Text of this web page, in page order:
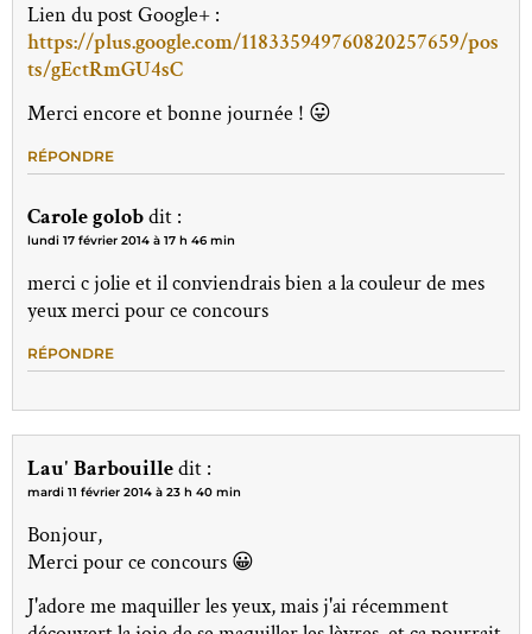
Lien du post Google+ :
https://plus.google.com/118335949760820257659/pos
ts/gEctRmGU4sC
Merci encore et bonne journée ! 😛
RÉPONDRE
Carole golobdit :
lundi 17 février 2014 à 17 h 46 min
merci c jolie et il conviendrais bien a la couleur de mes
yeux merci pour ce concours
RÉPONDRE
Lau' Barbouilledit :
mardi 11 février 2014 à 23 h 40 min
Bonjour,
Merci pour ce concours 😀
J'adore me maquiller les yeux, mais j'ai récemment